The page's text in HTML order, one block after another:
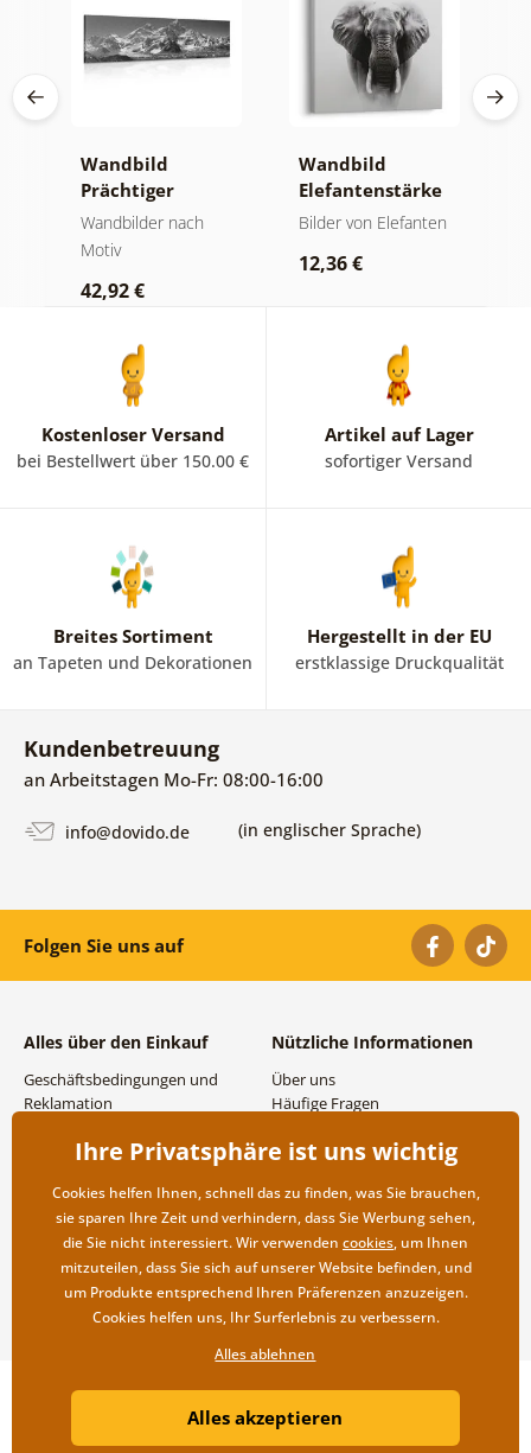
Wandbild
Prächtiger
Berggipfel in
Schwarz-Weiß
Wandbilder nach
Motiv
42,92 €
Wandbild
Elefantenstärke
und Ruhe
Bilder von Elefanten
12,36 €
Kostenloser Versand
bei Bestellwert über 150.00 €
Artikel auf Lager
sofortiger Versand
Breites Sortiment
an Tapeten und Dekorationen
Hergestellt in der EU
erstklassige Druckqualität
Kundenbetreuung
an Arbeitstagen Mo-Fr: 08:00-16:00
info@dovido.de (in englischer Sprache)
Folgen Sie uns auf
Alles über den Einkauf
Geschäftsbedingungen und
Reklamation
Versand- und
Rücksendung der Ware
Nützliche Informationen
Über uns
Häufige Fragen
Großhandel und
Copyright ©2019 © Dovido.at.
Litvanyi.sk| Online-Shop erstellt von
Ihre Privatsphäre ist uns wichtig
Cookies helfen Ihnen, schnell das zu finden, was Sie brauchen,
sie sparen Ihre Zeit und verhindern, dass Sie Werbung sehen,
die Sie nicht interessiert. Wir verwenden cookies, um Ihnen
mitzuteilen, dass Sie sich auf unserer Website befinden, und
um Produkte entsprechend Ihren Präferenzen anzuzeigen.
Cookies helfen uns, Ihr Surferlebnis zu verbessern.
Alles ablehnen
Alles akzeptieren